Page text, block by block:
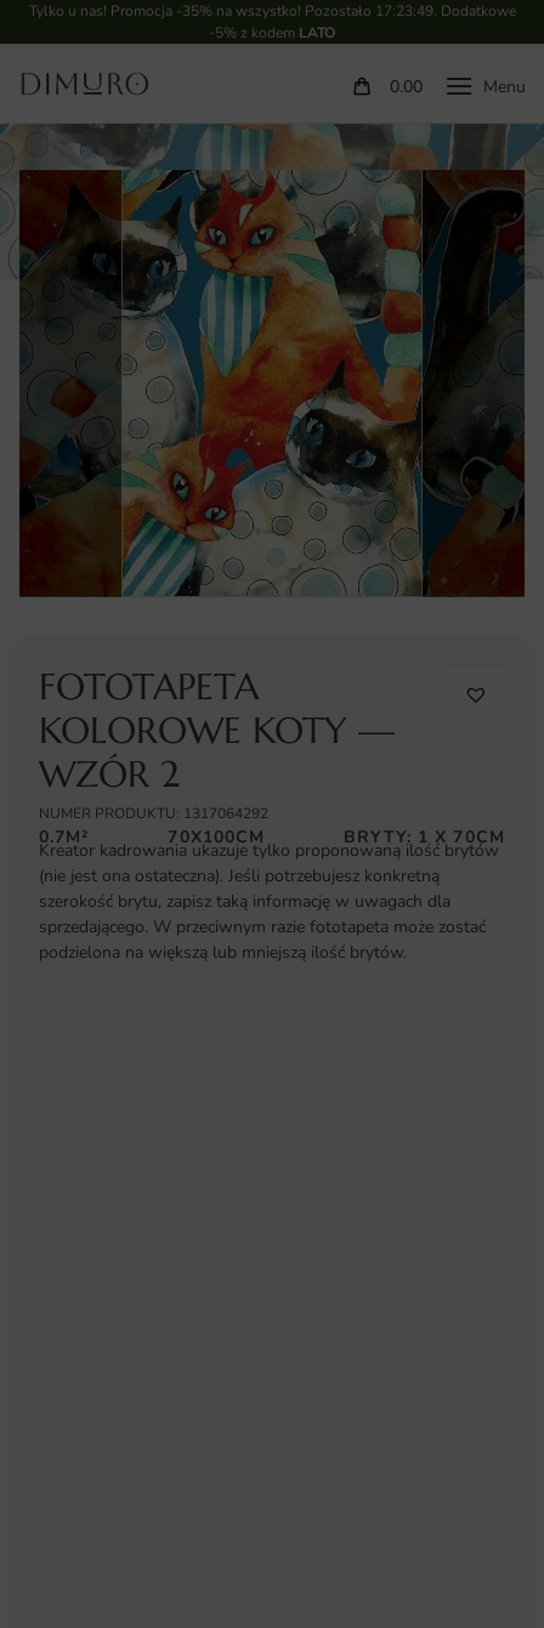
Tylko u nas! Promocja -35% na wszystko! Pozostało 17:23:48. Dodatkowe
-5% z kodem LATO
0.00
FOTOTAPETA
KOLOROWE KOTY —
WZÓR 2
NUMER PRODUKTU: 1317064292
0.7M² 70X100CM BRYTY: 1 X 70CM
Kreator kadrowania ukazuje tylko proponowaną ilość brytów
(nie jest ona ostateczna). Jeśli potrzebujesz konkretną
szerokość brytu, zapisz taką informację w uwagach dla
sprzedającego. W przeciwnym razie fototapeta może zostać
podzielona na większą lub mniejszą ilość brytów.